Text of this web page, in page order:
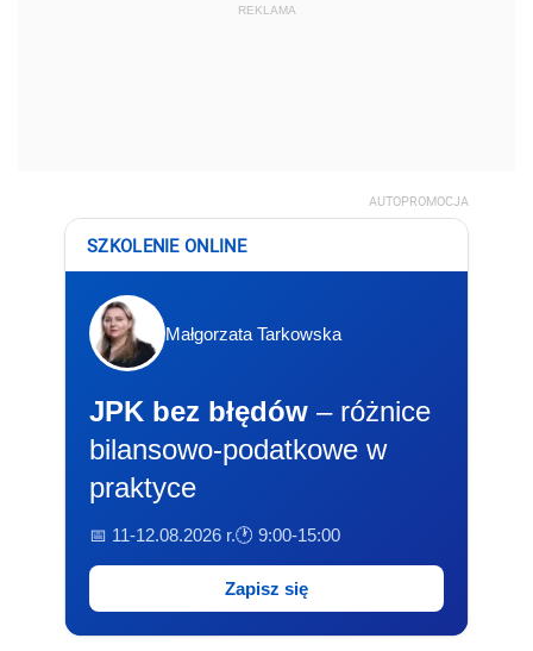
REKLAMA
AUTOPROMOCJA
SZKOLENIE ONLINE
Małgorzata Tarkowska
JPK bez błędów – różnice
bilansowo-podatkowe w
praktyce
📅 11-12.08.2026 r.🕐 9:00-15:00
Zapisz się